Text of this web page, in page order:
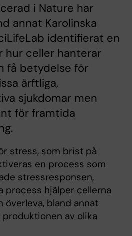
i Nature har
annat Karolinska
identifierat en
hur celler hanterar
få betydelse för
ärftliga,
sjukdomar men
för framtida
stress, som brist på
en process som
stressresponsen,
process hjälper cellerna
överleva, bland annat
av olika